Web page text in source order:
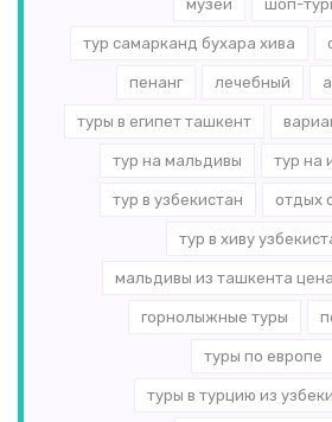
музеи шоп-
тур самарканд бухара хива
пенанг лечебный
туры в египет ташкент
тур на мальдивы тур на
тур в узбекистан отдых
тур в хиву
мальдивы из ташкента цена
горнолыжные туры
туры по европе
туры в турцию из